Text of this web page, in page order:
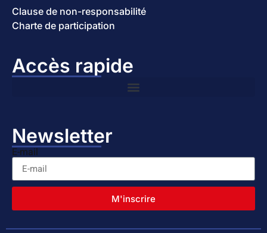
Clause de non-responsabilité
Charte de participation
Accès rapide
Newsletter
E-mail
M'inscrire